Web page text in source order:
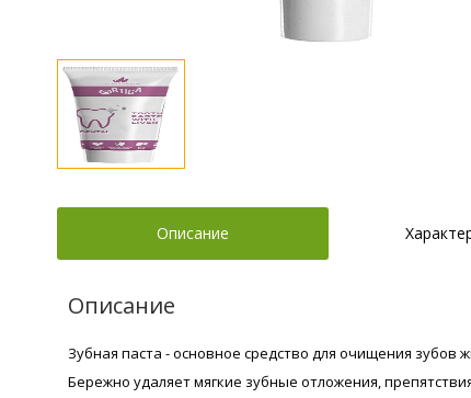
Описание
Описание
Зубная паста - основное средство для очищения
Бережно удаляет мягкие зубные отложения,